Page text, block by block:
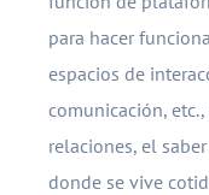
para hacer
espacios de
comunicación,
relaciones, el
donde se vive